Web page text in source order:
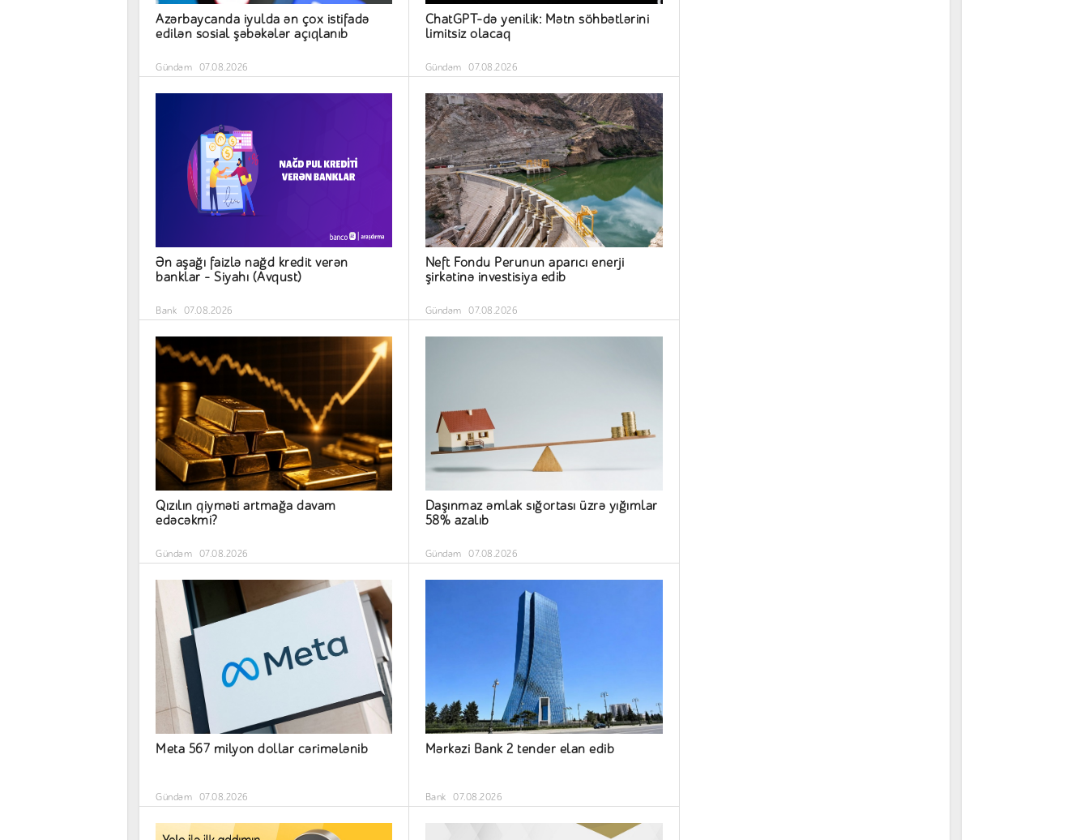
Azərbaycanda iyulda ən çox istifadə
edilən sosial şəbəkələr açıqlanıb
Gündəm 07.08.2026
ChatGPT-də yenilik: Mətn söhbətlərini
limitsiz olacaq
Gündəm 07.08.2026
Ən aşağı faizlə nağd kredit verən
banklar – Siyahı (Avqust)
Bank 07.08.2026
Neft Fondu Perunun aparıcı enerji
şirkətinə investisiya edib
Gündəm 07.08.2026
Qızılın qiyməti artmağa davam
edəcəkmi?
Gündəm 07.08.2026
Daşınmaz əmlak sığortası üzrə yığımlar
58% azalıb
Gündəm 07.08.2026
Meta 567 milyon dollar cərimələnib
Gündəm 07.08.2026
Mərkəzi Bank 2 tender elan edib
Bank 07.08.2026